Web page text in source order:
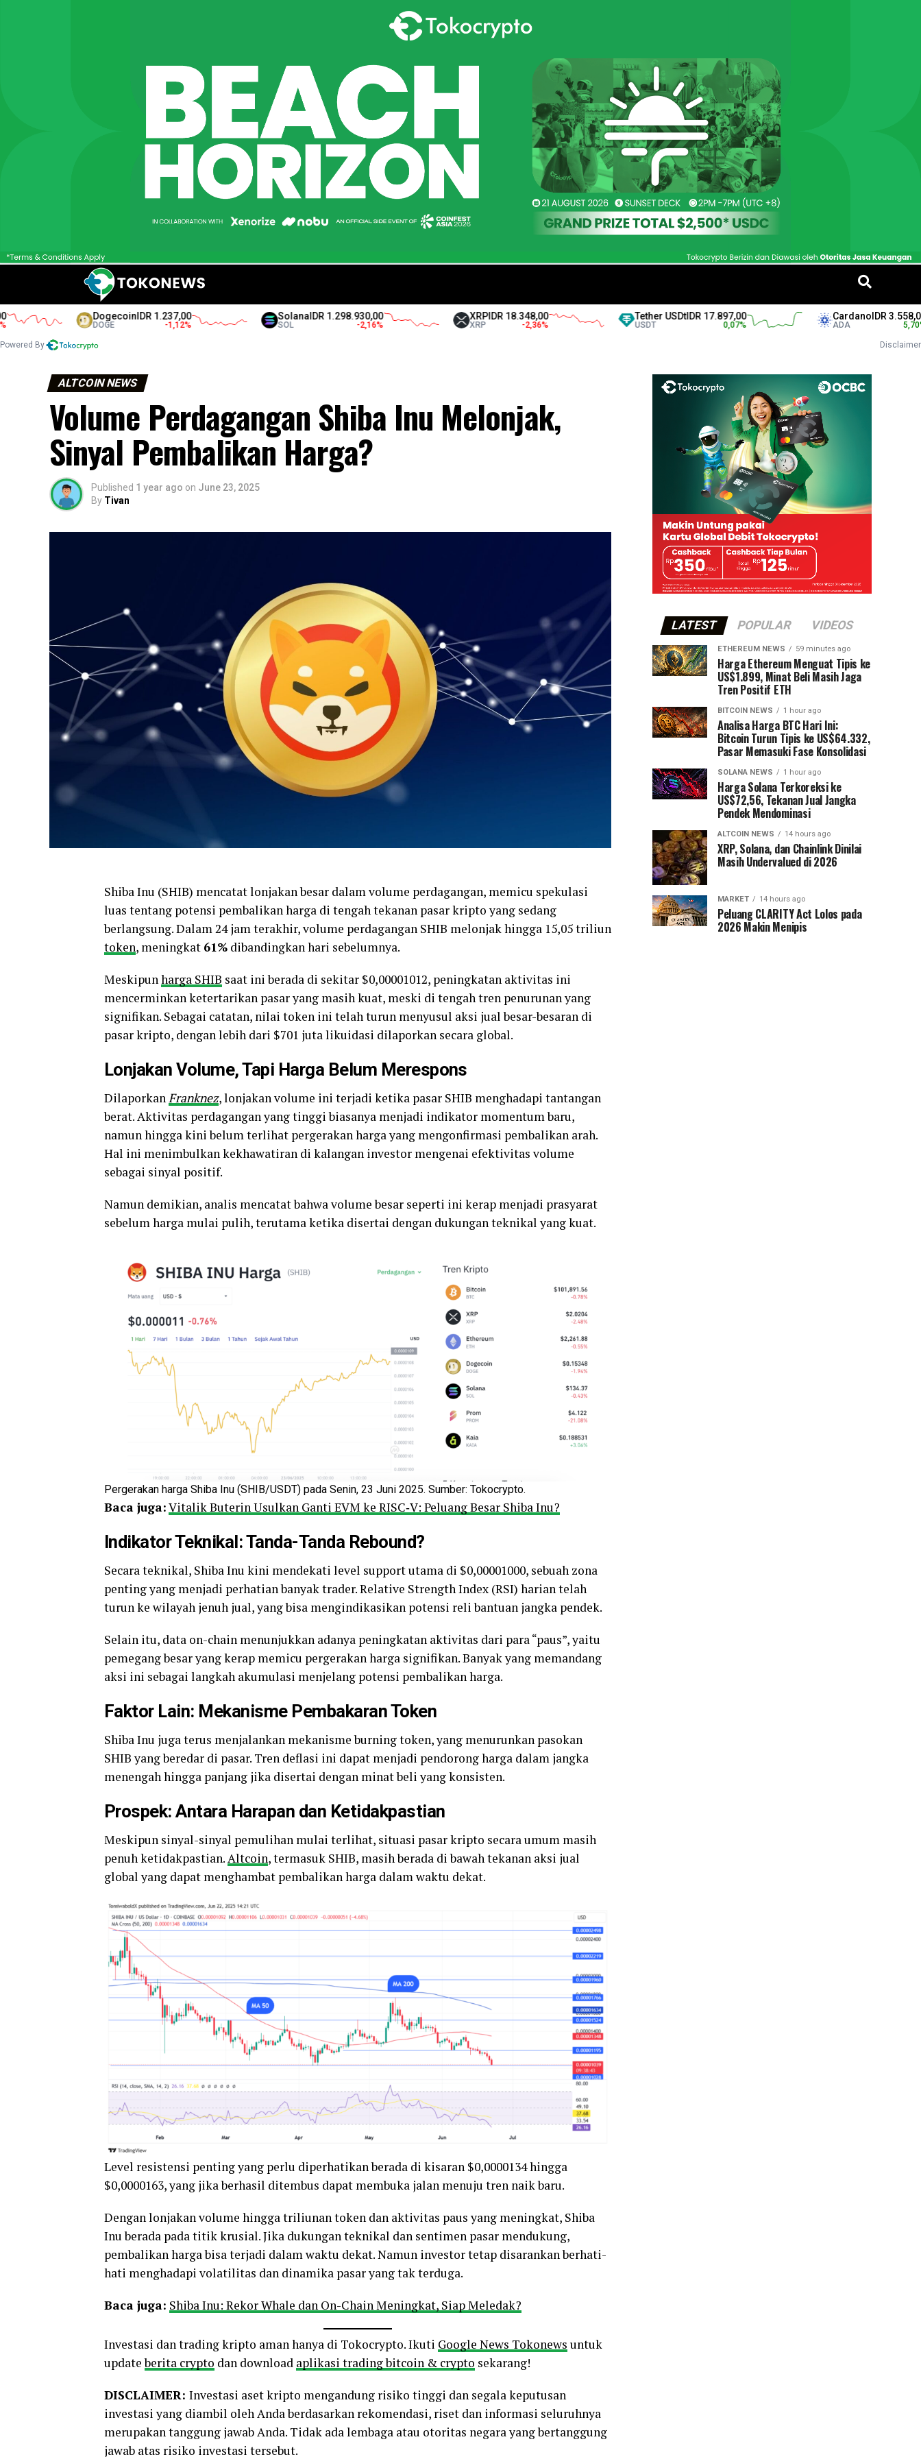
DogecoinIDR 1.237,00
DOGE
SolanaIDR 1.298.930,00
SOL
IDR 18.348,00
XRP -2,36
Tether USDtIDR 17.897,00
USDT
CardanoIDR 3.558,00
Powered By Disclaimer
ALTCOIN NEWS
Volume Perdagangan Shiba Inu Melonjak,
Sinyal Pembalikan Harga?
Published 1 year ago on June 23, 2025
By Tivan
Shiba Inu (SHIB) mencatat lonjakan besar dalam volume perdagangan, memicu spekulasi
luas tentang potensi pembalikan harga di tengah tekanan pasar kripto yang sedang
berlangsung. Dalam 24 jam terakhir, volume perdagangan SHIB melonjak hingga 15,05 triliun
token, meningkat 61% dibandingkan hari sebelumnya.
Meskipunharga SHIB saat ini berada di sekitar $0,00001012, peningkatan aktivitas ini
mencerminkan ketertarikan pasar yang masih kuat, meski di tengah tren penurunan yang
signifikan. Sebagai catatan, nilai token ini telah turun menyusul aksi jual besar-besaran di
pasar kripto, dengan lebih dari $701 juta likuidasi dilaporkan secara global.
Lonjakan Volume, Tapi Harga Belum Merespons
DilaporkanFranknez, lonjakan volume ini terjadi ketika pasar SHIB menghadapi tantangan
berat. Aktivitas perdagangan yang tinggi biasanya menjadi indikator momentum baru,
namun hingga kini belum terlihat pergerakan harga yang mengonfirmasi pembalikan arah.
Hal ini menimbulkan kekhawatiran di kalangan investor mengenai efektivitas volume
sebagai sinyal positif.
Namun demikian, analis mencatat bahwa volume besar seperti ini kerap menjadi prasyarat
sebelum harga mulai pulih, terutama ketika disertai dengan dukungan teknikal yang kuat.
Pergerakan harga Shiba Inu (SHIB/USDT) pada Senin, 23 Juni 2025. Sumber: Tokocrypto.
Baca juga:Vitalik Buterin Usulkan Ganti EVM ke RISC‑V: Peluang Besar Shiba Inu?
Indikator Teknikal: Tanda-Tanda Rebound?
Secara teknikal, Shiba Inu kini mendekati level support utama di $0,00001000, sebuah zona
penting yang menjadi perhatian banyak trader. Relative Strength Index (RSI) harian telah
turun ke wilayah jenuh jual, yang bisa mengindikasikan potensi reli bantuan jangka pendek.
Selain itu, data on-chain menunjukkan adanya peningkatan aktivitas dari para “paus”, yaitu
pemegang besar yang kerap memicu pergerakan harga signifikan. Banyak yang memandang
aksi ini sebagai langkah akumulasi menjelang potensi pembalikan harga.
Faktor Lain: Mekanisme Pembakaran Token
Shiba Inu juga terus menjalankan mekanisme burning token, yang menurunkan pasokan
SHIB yang beredar di pasar. Tren deflasi ini dapat menjadi pendorong harga dalam jangka
menengah hingga panjang jika disertai dengan minat beli yang konsisten.
Prospek: Antara Harapan dan Ketidakpastian
Meskipun sinyal-sinyal pemulihan mulai terlihat, situasi pasar kripto secara umum masih
penuh ketidakpastian.Altcoin, termasuk SHIB, masih berada di bawah tekanan aksi jual
global yang dapat menghambat pembalikan harga dalam waktu dekat.
Level resistensi penting yang perlu diperhatikan berada di kisaran $0,0000134 hingga
$0,0000163, yang jika berhasil ditembus dapat membuka jalan menuju tren naik baru.
Dengan lonjakan volume hingga triliunan token dan aktivitas paus yang meningkat, Shiba
Inu berada pada titik krusial. Jika dukungan teknikal dan sentimen pasar mendukung,
pembalikan harga bisa terjadi dalam waktu dekat. Namun investor tetap disarankan berhati-
hati menghadapi volatilitas dan dinamika pasar yang tak terduga.
Baca juga: Shiba Inu: Rekor Whale dan On-Chain Meningkat, Siap Meledak?
Investasi dan trading kripto aman hanya di Tokocrypto. Ikuti Google News Tokonews untuk
updateberita crypto dan download aplikasi trading bitcoin & crypto sekarang!
DISCLAIMER: Investasi aset kripto mengandung risiko tinggi dan segala keputusan
investasi yang diambil oleh Anda berdasarkan rekomendasi, riset dan informasi seluruhnya
merupakan tanggung jawab Anda. Tidak ada lembaga atau otoritas negara yang bertanggung
jawab atas risiko investasi tersebut.
LATEST POPULAR VIDEOS
ETHEREUM NEWS 59 minutes ago
Harga Ethereum Menguat Tipis ke
US$1.899, Minat Beli Masih Jaga
Tren Positif ETH
BITCOIN NEWS 1 hour ago
Analisa Harga BTC Hari Ini:
Bitcoin Turun Tipis ke US$64.332,
Pasar Memasuki Fase Konsolidasi
SOLANA NEWS 1 hour ago
Harga Solana Terkoreksi ke
US$72,56, Tekanan Jual Jangka
Pendek Mendominasi
ALTCOIN NEWS 14 hours ago
XRP, Solana, dan Chainlink Dinilai
Masih Undervalued di 2026
MARKET 14 hours ago
Peluang CLARITY Act Lolos pada
2026 Makin Menipis